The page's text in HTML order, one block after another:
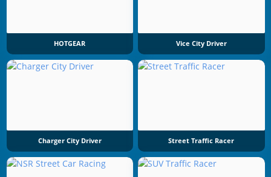
HOTGEAR Vice City Driver
Charger City Driver Street Traffic Racer